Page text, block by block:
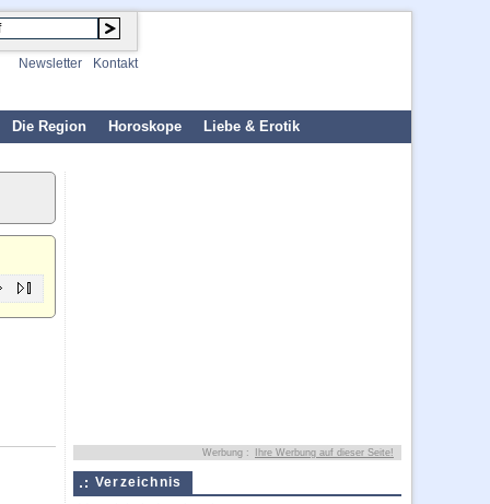
Newsletter Kontakt
Die Region Horoskope Liebe & Erotik
Werbung : Ihre Werbung auf dieser Seite!
Verzeichnis